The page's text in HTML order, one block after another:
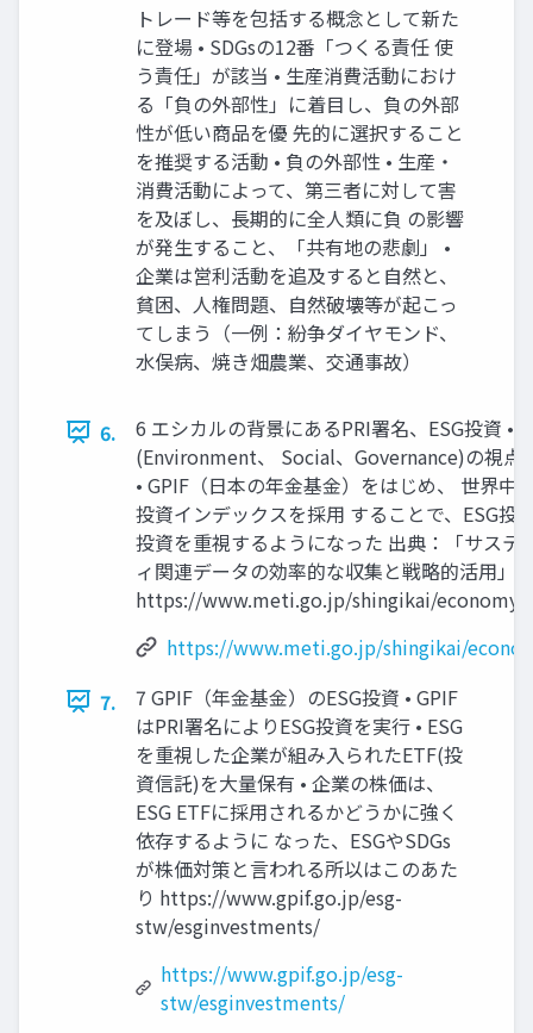
トレード等を包括する概念として新た
に登場 • SDGsの12番「つくる責任 使
う責任」が該当 • 生産消費活動におけ
る「負の外部性」に着目し、負の外部
性が低い商品を優 先的に選択すること
を推奨する活動 • 負の外部性 • 生産・
消費活動によって、第三者に対して害
を及ぼし、長期的に全人類に負 の影響
が発生すること、「共有地の悲劇」 •
企業は営利活動を追及すると自然と、
貧困、人権問題、自然破壊等が起こっ
てしまう（一例：紛争ダイヤモンド、
水俣病、焼き畑農業、交通事故）
6.
6 エシカルの背景にあるPRI署名、ESG投資 •
(Environment、 Social、Governance)の視点
• GPIF（日本の年金基金）をはじめ、 世界中
投資インデックスを採用 することで、ESG投
投資を重視するようになった 出典：「サス
ィ関連データの効率的な収集と戦略的活用」
https://www.meti.go.jp/shingikai/
https://www.meti.go.jp/shingikai/
7.
7 GPIF（年金基金）のESG投資 • GPIF
はPRI署名によりESG投資を実行 • ESG
を重視した企業が組み入られたETF(投
資信託)を大量保有 • 企業の株価は、
ESG ETFに採用されるかどうかに強く
依存するように なった、ESGやSDGs
が株価対策と言われる所以はこのあた
り https://www.gpif.go.jp/esg-
stw/esginvestments/
https://www.gpif.go.jp/esg-
stw/esginvestments/